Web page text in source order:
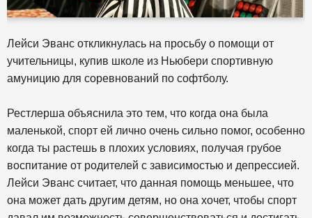
Лейси Эванс откликнулась на просьбу о помощи от
учительницы, купив школе из Ньюбери спортивную
амуницию для соревнований по софтболу.
Рестлерша объяснила это тем, что когда она была
маленькой, спорт ей лично очень сильно помог, особенно
когда ты растешь в плохих условиях, получая грубое
воспитание от родителей с зависимостью и депрессией.
Лейси Эванс считает, что данная помощь меньшее, что
она может дать другим детям, но она хочет, чтобы спорт